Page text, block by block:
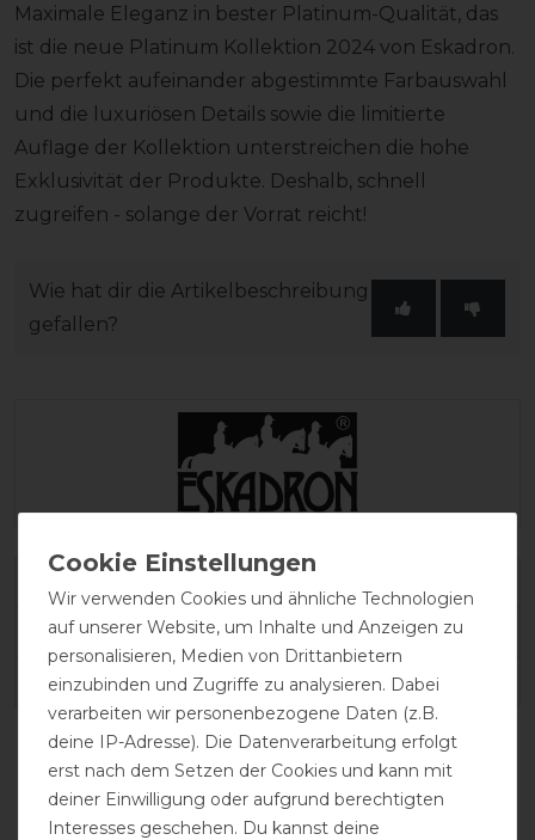
Maximale Eleganz in bester Platinum-Qualität, das
ist die neue Platinum Kollektion 2024 von Eskadron.
Die perfekt aufeinander abgestimmte Farbauswahl
und die luxuriösen Details sowie die limitierte
Auflage der Kollektion unterstreichen die hohe
Exklusivität der Produkte. Deshalb, schnell
zugreifen - solange der Vorrat reicht!
Wie hat dir die Artikelbeschreibung
gefallen?
SKU: 123540 250 090-M
EAN:4062427942970
Wir verwenden Cookies und ähnliche Technologien
auf unserer Website, um Inhalte und Anzeigen zu
personalisieren, Medien von Drittanbietern
einzubinden und Zugriffe zu analysieren. Dabei
verarbeiten wir personenbezogene Daten (z.B.
deine IP-Adresse). Die Datenverarbeitung erfolgt
erst nach dem Setzen der Cookies und kann mit
deiner Einwilligung oder aufgrund berechtigten
Interesses geschehen. Du kannst deine